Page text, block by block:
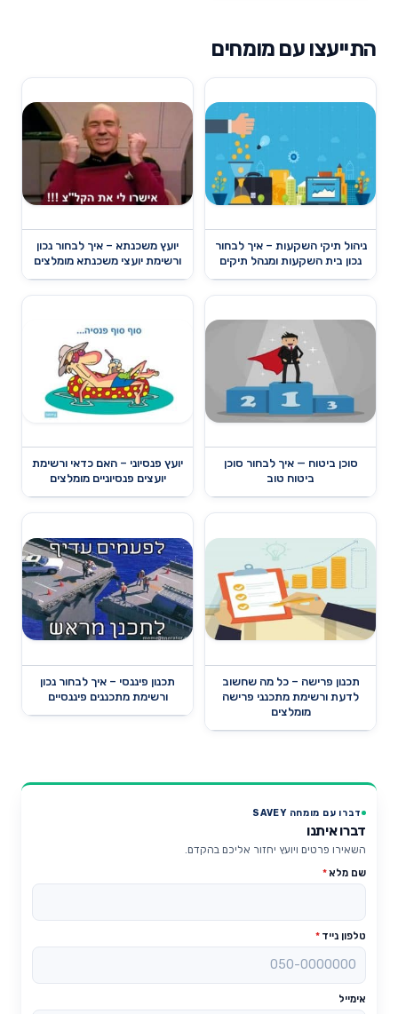
התייעצו עם מומחים
ניהול תיקי השקעות – איך לבחור
נכון בית השקעות ומנהל תיקים
יועץ משכנתא – איך לבחור נכון
ורשימת יועצי משכנתא מומלצים
סוכן ביטוח — איך לבחור סוכן
ביטוח טוב
יועץ פנסיוני – האם כדאי ורשימת
יועצים פנסיוניים מומלצים
תכנון פרישה – כל מה שחשוב
לדעת ורשימת מתכנני פרישה
מומלצים
תכנון פיננסי – איך לבחור נכון
ורשימת מתכננים פיננסיים
דברו עם מומחה SAVEY
דברו איתנו
השאירו פרטים ויועץ יחזור אליכם בהקדם.
שם מלא*
טלפון נייד *
אימייל